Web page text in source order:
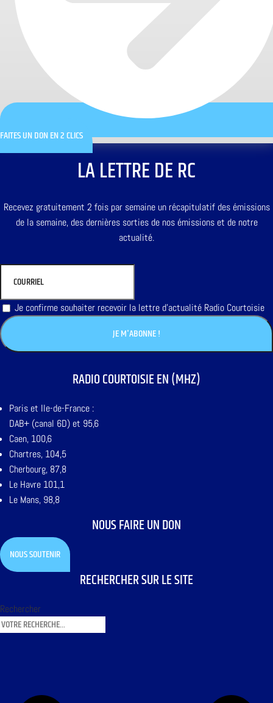
FAITES UN DON EN 2 CLICS
LA LETTRE DE RC
Recevez gratuitement 2 fois par semaine un récapitulatif des émissions
de la semaine, des dernières sorties de nos émissions et de notre
actualité.
Je confirme souhaiter recevoir la lettre d'actualité Radio Courtoisie
RADIO COURTOISIE EN (MHZ)
Paris et Ile-de-France :
DAB+ (canal 6D) et 95,6
Caen, 100,6
Chartres, 104,5
Cherbourg, 87,8
Le Havre 101,1
Le Mans, 98,8
NOUS FAIRE UN DON
NOUS SOUTENIR
RECHERCHER SUR LE SITE
Rechercher